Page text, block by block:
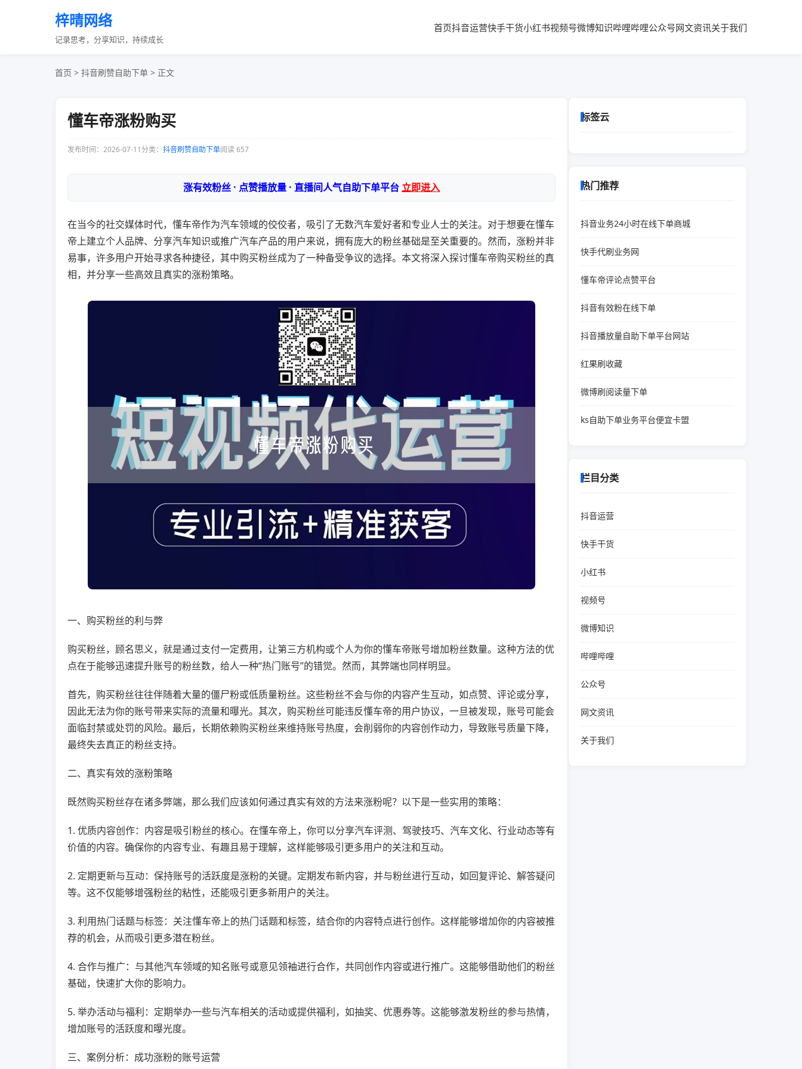
梓晴网络
记录思考，分享知识，持续成长
首页抖音运营快手干货小红书视频号微博知识哔哩哔哩公众号网文资讯关于我们
首页 > 抖音刷赞自助下单 > 正文
懂车帝涨粉购买
发布时间：2026-07-11分类： 抖音刷赞自助下单阅读 657
涨有效粉丝 · 点赞播放量 · 直播间人气自助下单平台立即进入
在当今的社交媒体时代，懂车帝作为汽车领域的佼佼者，吸引了无数汽车爱好者和专业人士的关注。对于想要在懂车
帝上建立个人品牌、分享汽车知识或推广汽车产品的用户来说，拥有庞大的粉丝基础是至关重要的。然而，涨粉并非
易事，许多用户开始寻求各种捷径，其中购买粉丝成为了一种备受争议的选择。本文将深入探讨懂车帝购买粉丝的真
相，并分享一些高效且真实的涨粉策略。
一、购买粉丝的利与弊
购买粉丝，顾名思义，就是通过支付一定费用，让第三方机构或个人为你的懂车帝账号增加粉丝数量。这种方法的优
点在于能够迅速提升账号的粉丝数，给人一种“热门账号”的错觉。然而，其弊端也同样明显。
首先，购买粉丝往往伴随着大量的僵尸粉或低质量粉丝。这些粉丝不会与你的内容产生互动，如点赞、评论或分享，
因此无法为你的账号带来实际的流量和曝光。其次，购买粉丝可能违反懂车帝的用户协议，一旦被发现，账号可能会
面临封禁或处罚的风险。最后，长期依赖购买粉丝来维持账号热度，会削弱你的内容创作动力，导致账号质量下降，
最终失去真正的粉丝支持。
二、真实有效的涨粉策略
既然购买粉丝存在诸多弊端，那么我们应该如何通过真实有效的方法来涨粉呢？以下是一些实用的策略：
1. 优质内容创作：内容是吸引粉丝的核心。在懂车帝上，你可以分享汽车评测、驾驶技巧、汽车文化、行业动态等有
价值的内容。确保你的内容专业、有趣且易于理解，这样能够吸引更多用户的关注和互动。
2. 定期更新与互动：保持账号的活跃度是涨粉的关键。定期发布新内容，并与粉丝进行互动，如回复评论、解答疑问
等。这不仅能够增强粉丝的粘性，还能吸引更多新用户的关注。
3. 利用热门话题与标签：关注懂车帝上的热门话题和标签，结合你的内容特点进行创作。这样能够增加你的内容被推
荐的机会，从而吸引更多潜在粉丝。
4. 合作与推广：与其他汽车领域的知名账号或意见领袖进行合作，共同创作内容或进行推广。这能够借助他们的粉丝
基础，快速扩大你的影响力。
5. 举办活动与福利：定期举办一些与汽车相关的活动或提供福利，如抽奖、优惠券等。这能够激发粉丝的参与热情，
增加账号的活跃度和曝光度。
三、案例分析：成功涨粉的账号运营
标签云
热门推荐
抖音业务24小时在线下单商城
快手代刷业务网
懂车帝评论点赞平台
抖音有效粉在线下单
抖音播放量自助下单平台网站
红果刷收藏
微博刷阅读量下单
ks自助下单业务平台便宜卡盟
栏目分类
抖音运营
快手干货
小红书
视频号
微博知识
哔哩哔哩
公众号
网文资讯
关于我们